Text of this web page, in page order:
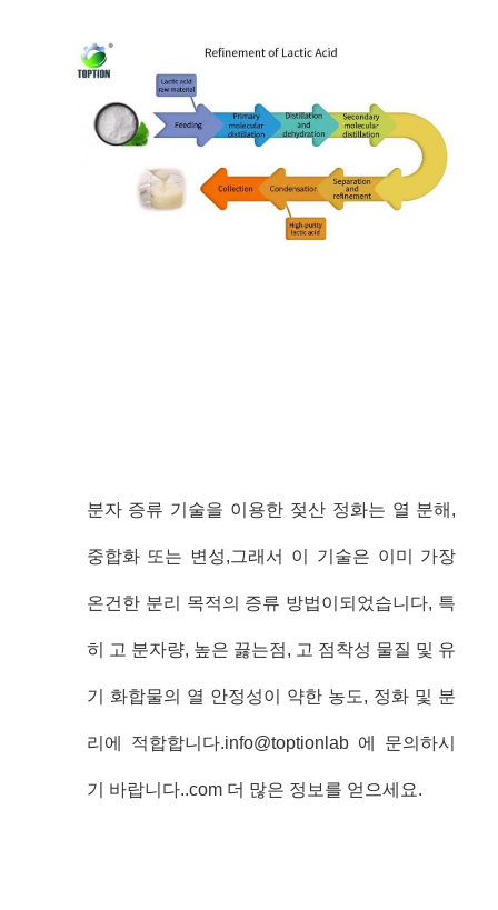
분자 증류 기술을 이용한 젖산 정화는 열 분해,
중합화 또는 변성,그래서 이 기술은 이미 가장
온건한 분리 목적의 증류 방법이되었습니다, 특
히 고 분자량, 높은 끓는점, 고 점착성 물질 및 유
기 화합물의 열 안정성이 약한 농도, 정화 및 분
리에 적합합니다.info@toptionlab 에 문의하시
기 바랍니다..com 더 많은 정보를 얻으세요.